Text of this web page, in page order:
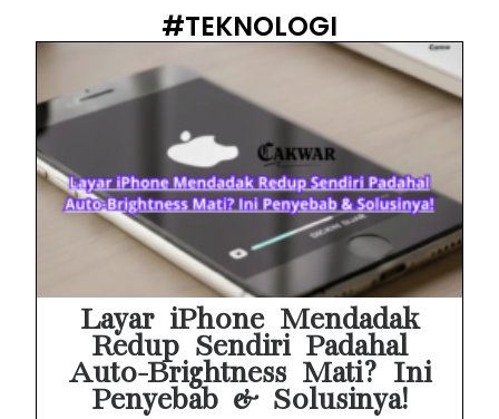
#TEKNOLOGI
Layar iPhone Mendadak
Redup Sendiri Padahal
Auto-Brightness Mati? Ini
Penyebab & Solusinya!